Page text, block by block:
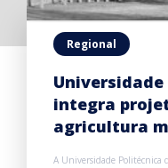
Regional
integra
agricultura
A Universidade Politécnica